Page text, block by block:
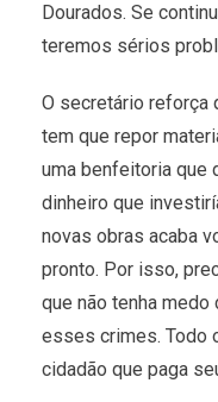
Dourados. Se
teremos sérios
O secretário reforça
tem que repor
uma benfeitoria que
dinheiro que
novas obras acaba
pronto. Por isso,
que não tenha medo
esses crimes. Todo
cidadão que paga